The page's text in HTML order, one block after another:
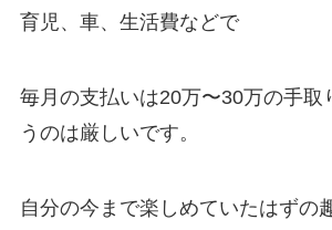
育児、車、生活費などで
毎月の支払いは20万〜30万の手取
うのは厳しいです。
自分の今まで楽しめていたはずの